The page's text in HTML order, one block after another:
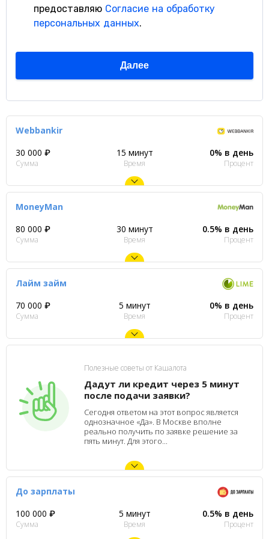
Webbankir
30 000 ₽
Сумма
15 минут
Время
0% в день
Процент
MoneyMan
80 000 ₽
Сумма
30 минут
Время
0.5% в день
Процент
Лайм займ
70 000 ₽
Сумма
5 минут
Время
0% в день
Процент
Полезные советы от Кашалота
Дадут ли кредит через 5 минут
после подачи заявки?
Сегодня ответом на этот вопрос является
однозначное «Да». В Москве вполне
реально получить по заявке решение за
пять минут. Для этого...
До зарплаты
100 000 ₽
Сумма
5 минут
Время
0.5% в день
Процент